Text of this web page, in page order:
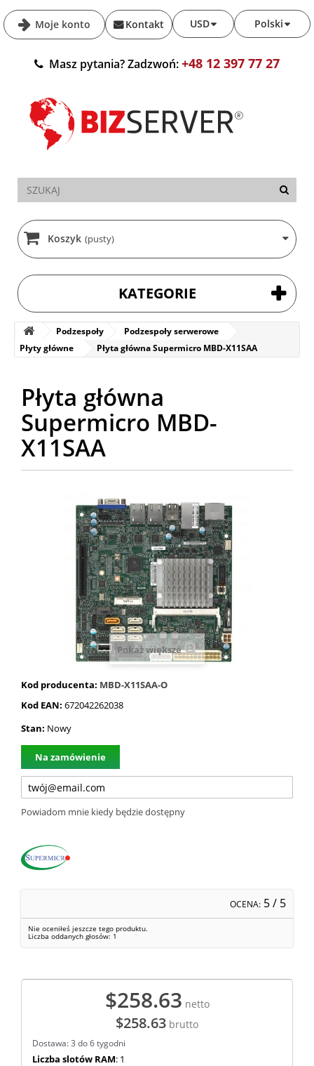
Moje konto Polski
USD
Kontakt
Masz pytania? Zadzwoń:+48 12 397 77 27
Koszyk (pusty)
KATEGORIE
Podzespoły
Podzespoły serwerowe
Płyty główne
Płyta główna Supermicro MBD-X11SAA
Płyta główna
Supermicro MBD-
X11SAA
Pokaż większe
Kod producenta: MBD-X11SAA-O
Kod EAN: 672042262038
Stan: Nowy
Na zamówienie
Powiadom mnie kiedy będzie dostępny
OCENA: 5/ 5
Nie oceniłeś jeszcze tego produktu.
Liczba oddanych głosów: 1
$258.63 netto
$258.63 brutto
Dostawa: 3 do 6 tygodni
Liczba slotów RAM: 1